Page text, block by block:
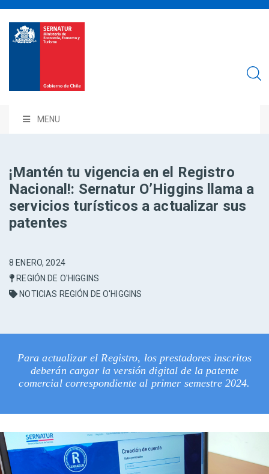
MENU
¡Mantén tu vigencia en el Registro
Nacional!: Sernatur O’Higgins llama a
servicios turísticos a actualizar sus
patentes
8 ENERO, 2024
REGIÓN DE O'HIGGINS
NOTICIAS REGIÓN DE O'HIGGINS
Para actualizar el Registro, los prestadores inscritos
deberán cargar la versión digital de la patente
comercial correspondiente al primer semestre 2024.